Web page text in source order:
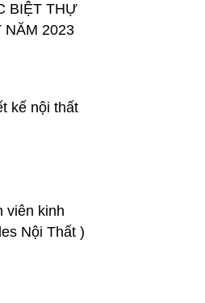
BIỆT THỰ
NĂM 2023
kế nội thất
viên kinh
Nội Thất )